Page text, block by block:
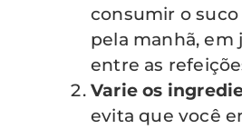
consumir o suco
pela manhã, em
entre as
Varie os
evita que você